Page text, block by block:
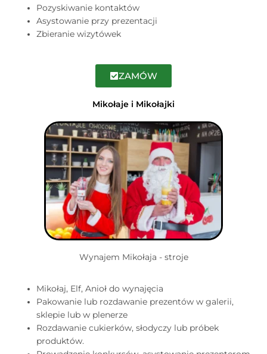
Pozyskiwanie kontaktów
Asystowanie przy prezentacji
Zbieranie wizytówek
ZAMÓW
Mikołaje i Mikołajki
Wynajem Mikołaja - stroje
Mikołaj, Elf, Anioł do wynajęcia
Pakowanie lub rozdawanie prezentów w galerii,
sklepie lub w plenerze
Rozdawanie cukierków, słodyczy lub próbek
produktów.